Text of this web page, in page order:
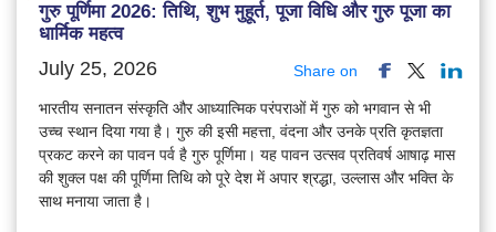
गुरु पूर्णिमा 2026: तिथि, शुभ मुहूर्त, पूजा विधि और गुरु पूजा का
धार्मिक महत्व
July 25, 2026 Share on
भारतीय सनातन संस्कृति और आध्यात्मिक परंपराओं में गुरु को भगवान से भी
उच्च स्थान दिया गया है। गुरु की इसी महत्ता, वंदना और उनके प्रति कृतज्ञता
प्रकट करने का पावन पर्व है गुरु पूर्णिमा। यह पावन उत्सव प्रतिवर्ष आषाढ़ मास
की शुक्ल पक्ष की पूर्णिमा तिथि को पूरे देश में अपार श्रद्धा, उल्लास और भक्ति के
साथ मनाया जाता है।